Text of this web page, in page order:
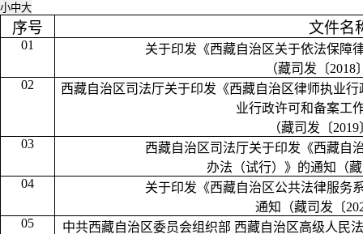
小中大
序号 文件名
01
关于印发《西藏自治区关于依法保障
（藏司发〔2018
02
西藏自治区司法厅关于印发《西藏自治区律师执业
业行政许可和备案工
（藏司发〔
03
西藏自治区司法厅关于印发《西藏自
办法（试行）》的通知
（
04
关于印发《西藏自治区公共法律服务
通知
（藏司发〔
05
中共西藏自治区委员会组织部 西藏自治区高级人民